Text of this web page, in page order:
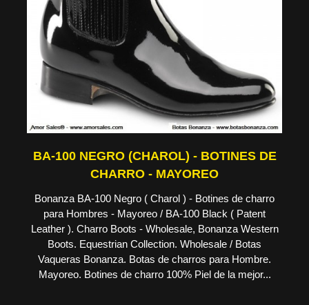
BA-100 NEGRO (CHAROL) - BOTINES DE
CHARRO - MAYOREO
Bonanza BA-100 Negro ( Charol ) - Botines de charro
para Hombres - Mayoreo / BA-100 Black ( Patent
Leather ). Charro Boots - Wholesale, Bonanza Western
Boots. Equestrian Collection. Wholesale / Botas
Vaqueras Bonanza. Botas de charros para Hombre.
Mayoreo. Botines de charro 100% Piel de la mejor...